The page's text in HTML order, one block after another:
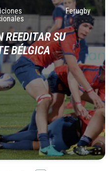
Ferugby
REEDITAR SU
BÉLGICA